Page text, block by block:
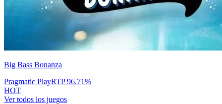
Big Bass Bonanza
Pragmatic PlayRTP96.71%
HOT
Ver todos los juegos